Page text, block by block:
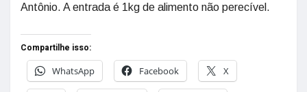
Antônio. A entrada é 1kg de alimento não perecível.
Compartilhe isso:
WhatsApp
Facebook X